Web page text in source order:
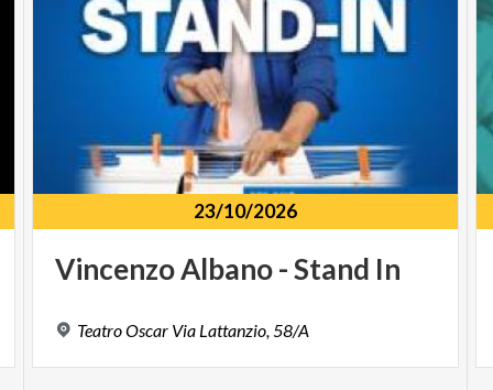
23/10/2026
VincenzoAlbano-Stand In
TeatroOscar Via Lattanzio,58/A